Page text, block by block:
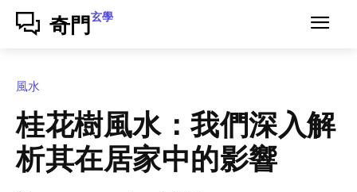
奇門 玄學
風水
桂花樹風水：我們深入解
析其在居家中的影響